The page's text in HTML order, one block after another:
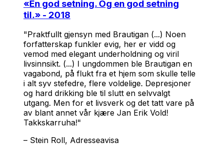
«En god setning. Og en god setning
til.» - 2018
"Praktfullt gjensyn med Brautigan (...) Noen
forfatterskap funkler evig, her er vidd og
vemod med elegant underholdning og viril
livsinnsikt. (...) I ungdommen ble Brautigan en
vagabond, på flukt fra et hjem som skulle telle
i alt syv stefedre, flere voldelige. Depresjoner
og hard drikking ble til slutt en selvvalgt
utgang. Men for et livsverk og det tatt vare på
av blant annet vår kjære Jan Erik Vold!
Takkskarruha!"
– Stein Roll, Adresseavisa